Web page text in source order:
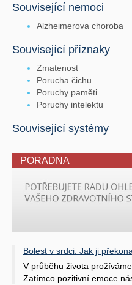
Související nemoci
Alzheimerova choroba
Související příznaky
Zmatenost
Porucha čichu
Poruchy paměti
Poruchy intelektu
Související systémy
PORADNA
Bolest v srdci: Jak ji
V průběhu života
Zatímco pozitivní emoce